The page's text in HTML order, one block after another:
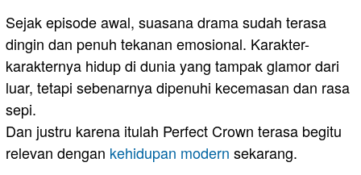
Sejak episode awal, suasana drama sudah terasa
dingin dan penuh tekanan emosional. Karakter-
karakternya hidup di dunia yang tampak glamor dari
luar, tetapi sebenarnya dipenuhi kecemasan dan rasa
sepi.
Dan justru karena itulah Perfect Crown terasa begitu
relevan dengan kehidupan modern sekarang.